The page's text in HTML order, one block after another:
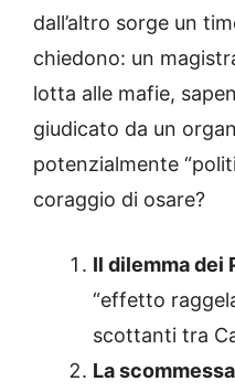
dall’altro sorge un
chiedono: un
lotta alle mafie,
giudicato da un
potenzialmente
coraggio di osare?
Il dilemma dei
“effetto
scottanti tra
La